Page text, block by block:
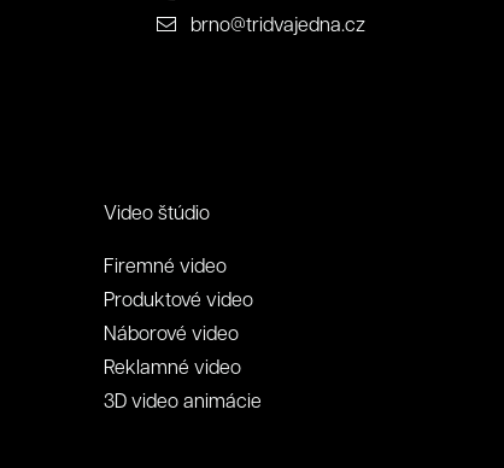
brno@tridvajedna.cz
Video štúdio
Firemné video
Produktové video
Náborové video
Reklamné video
3D video animácie